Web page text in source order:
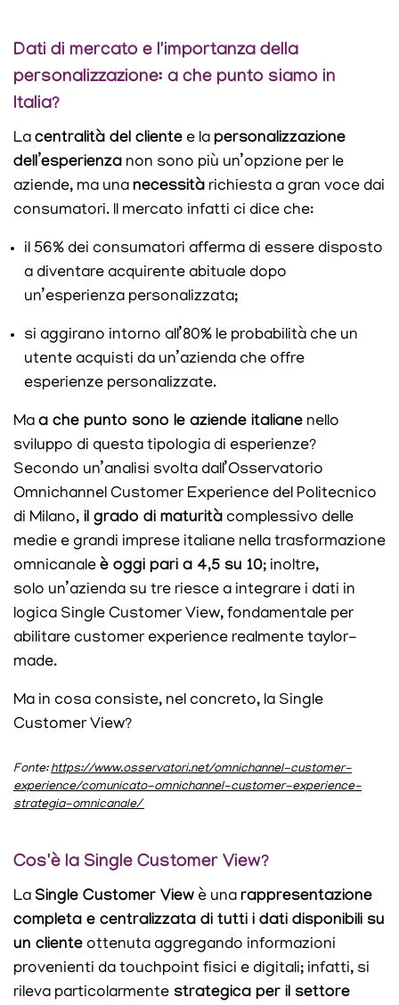
Dati di mercato e l'importanza della
personalizzazione: a che punto siamo in
Italia?
La centralità del cliente e la personalizzazione
dell’esperienza non sono più un’opzione per le
aziende, ma una necessità richiesta a gran voce dai
consumatori. Il mercato infatti ci dice che:
il 56% dei consumatori afferma di essere disposto
a diventare acquirente abituale dopo
un’esperienza personalizzata;
si aggirano intorno all’80% le probabilità che un
utente acquisti da un’azienda che offre
esperienze personalizzate.
Ma a che punto sono le aziende italiane nello
sviluppo di questa tipologia di esperienze?
Secondo un’analisi svolta dall’Osservatorio
Omnichannel Customer Experience del Politecnico
di Milano, il grado di maturità complessivo delle
medie e grandi imprese italiane nella trasformazione
omnicanale è oggi pari a 4,5 su 10; inoltre,
solo un’azienda su tre riesce a integrare i dati in
logica Single Customer View, fondamentale per
abilitare customer experience realmente taylor-
made.
Ma in cosa consiste, nel concreto, la Single
Customer View?
Fonte: https://www.osservatori.net/omnichannel-customer-
experience/comunicato-omnichannel-customer-experience-
strategia-omnicanale/
Cos'è la Single Customer View?
La Single Customer View è una rappresentazione
completa e centralizzata di tutti i dati disponibili su
un cliente ottenuta aggregando informazioni
provenienti da touchpoint fisici e digitali; infatti, si
rileva particolarmente strategica per il settore